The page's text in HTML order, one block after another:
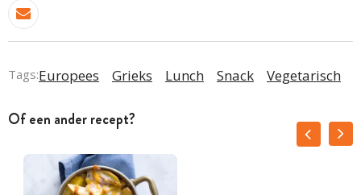
Tags:Europees Grieks Lunch Snack Vegetarisch
Of een ander recept?